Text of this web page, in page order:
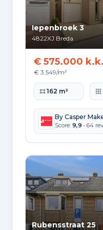
Iepenbroek 3
4822XJ Breda
€ 575.000 k.k.
€ 3.549/m²
Woonoppervlakte
162 m²
By Casper
Score: 9,9 • 64
Rubensstraat 25